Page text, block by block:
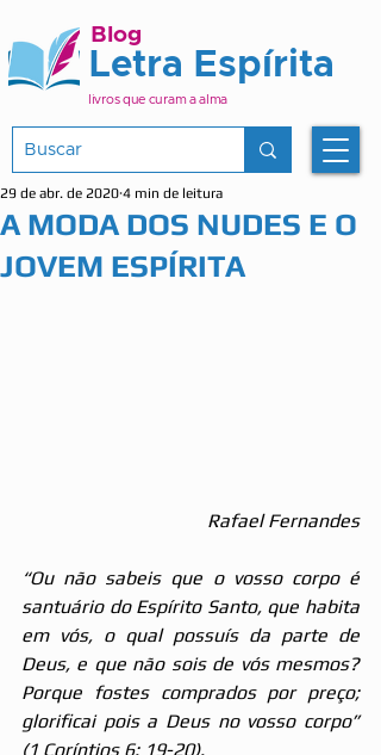
Letra Espírita
Blog
livros que curam a alma
A MODA DOS NUDES E O
JOVEM ESPÍRITA
29 de abr. de 2020 4 min de leitura
Rafael Fernandes
“Ou não sabeis que o vosso corpo é
santuário do Espírito Santo, que habita
em vós, o qual possuís da parte de
Deus, e que não sois de vós mesmos?
Porque fostes comprados por preço;
glorificai pois a Deus no vosso corpo”
(1 Coríntios 6: 19-20).